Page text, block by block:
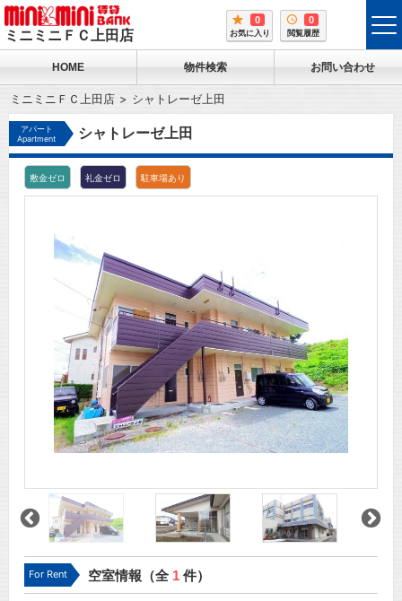
ミニミニＦＣ上田店
0
お気に入り
0
閲覧履歴
HOME 物件検索 お問い合わせ
ミニミニＦＣ上田店 シャトレーゼ上田
アパート
Apartment
シャトレーゼ上田
敷金ゼロ 礼金ゼロ 駐車場あり
For Rent 空室情報（全 1件）